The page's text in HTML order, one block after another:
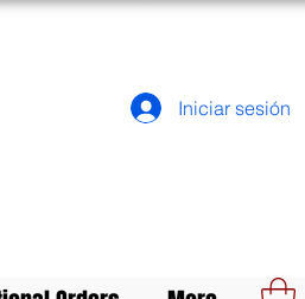
Iniciar sesión